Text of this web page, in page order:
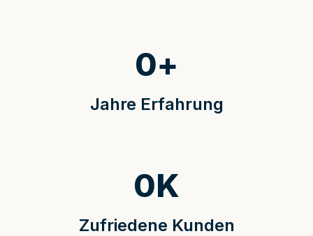
Jahre Erfahrung
0+
Zufriedene Kunden
0K